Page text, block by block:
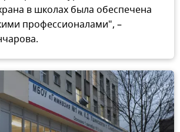
в школах была обеспечена
профессионалами", –